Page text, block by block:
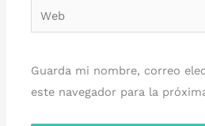
Web
Guarda mi nombre, correo
este navegador para la